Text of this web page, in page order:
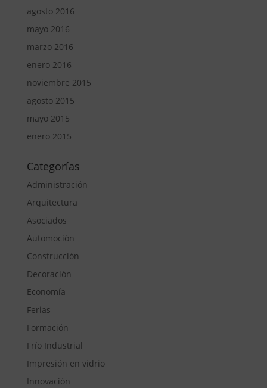
agosto 2016
mayo 2016
marzo 2016
enero 2016
noviembre 2015
agosto 2015
mayo 2015
enero 2015
Categorías
Administración
Arquitectura
Asociados
Automoción
Construcción
Decoración
Economía
Ferias
Formación
Frío Industrial
Impresión en vidrio
Innovación